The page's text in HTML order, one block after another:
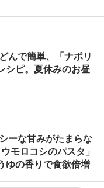
んで簡単、「ナポリ
シピ。夏休みのお昼
ーな甘みがたまらな
モロコシのパスタ」
ゆの香りで食欲倍増